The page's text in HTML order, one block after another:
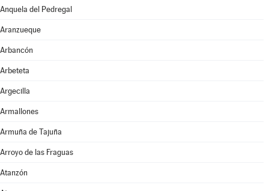
Anquela del Pedregal
Aranzueque
Arbancón
Arbeteta
Argecilla
Armallones
Armuña de Tajuña
Arroyo de las Fraguas
Atanzón